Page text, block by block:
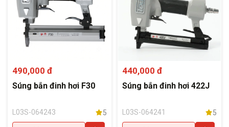
490,000 đ
Súng bắn đinh hơi F30
L03S-064243 5
440,000 đ
Súng bắn đinh hơi 422J
L03S-064241 5